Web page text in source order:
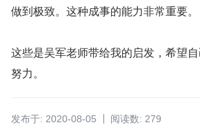
做到极致。这种成事的能力非常重要。
这些是吴军老师带给我的启发，希望
努力。
发布于: 2020-08-05 阅读数: 279